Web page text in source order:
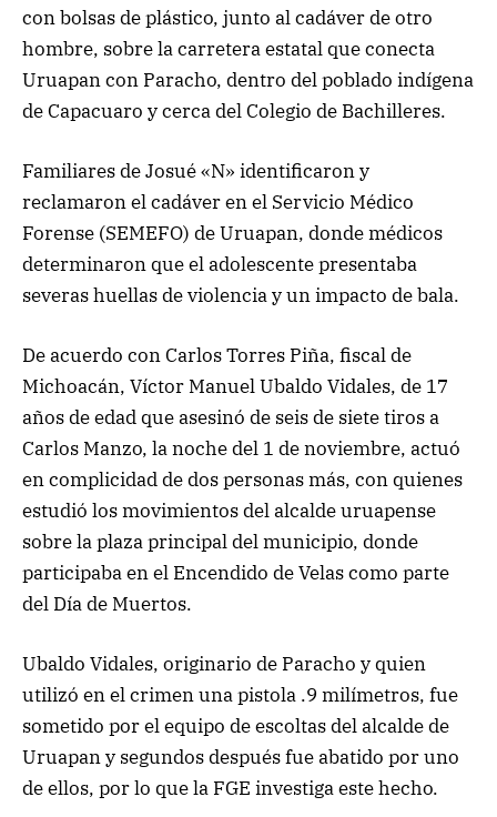
con bolsas de plástico, junto al cadáver de otro
hombre, sobre la carretera estatal que conecta
Uruapan con Paracho, dentro del poblado indígena
de Capacuaro y cerca del Colegio de Bachilleres.
Familiares de Josué «N» identificaron y
reclamaron el cadáver en el Servicio Médico
Forense (SEMEFO) de Uruapan, donde médicos
determinaron que el adolescente presentaba
severas huellas de violencia y un impacto de bala.
De acuerdo con Carlos Torres Piña, fiscal de
Michoacán, Víctor Manuel Ubaldo Vidales, de 17
años de edad que asesinó de seis de siete tiros a
Carlos Manzo, la noche del 1 de noviembre, actuó
en complicidad de dos personas más, con quienes
estudió los movimientos del alcalde uruapense
sobre la plaza principal del municipio, donde
participaba en el Encendido de Velas como parte
del Día de Muertos.
Ubaldo Vidales, originario de Paracho y quien
utilizó en el crimen una pistola .9 milímetros, fue
sometido por el equipo de escoltas del alcalde de
Uruapan y segundos después fue abatido por uno
de ellos, por lo que la FGE investiga este hecho.